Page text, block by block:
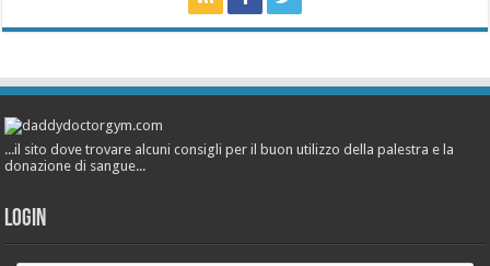
...il sito dove trovare alcuni consigli per il buon utilizzo della palestra e la
donazione di sangue...
Login